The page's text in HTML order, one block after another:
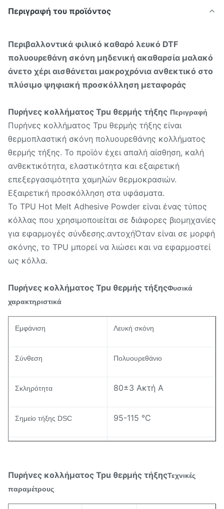
Περιγραφή του προϊόντος
Περιβαλλοντικά φιλικό καθαρό λευκό DTF
πολυουρεθάνη σκόνη μηδενική ακαθαρσία μαλακό
άνετο χέρι αισθάνεται μακροχρόνια ανθεκτικό στο
πλύσιμο ψηφιακή προσκόλληση μεταφοράς
Πυρήνες κολλήματος Tpu θερμής τήξης Περιγραφή
Πυρήνες κολλήματος Tpu θερμής τήξης είναι
θερμοπλαστική σκόνη πολυουρεθάνης κολλήματος
θερμής τήξης. Το προϊόν έχει απαλή αίσθηση, καλή
ανθεκτικότητα, ελαστικότητα και εξαιρετική
επεξεργασιμότητα χαμηλών θερμοκρασιών.
Εξαιρετική προσκόλληση στα υφάσματα.
Το TPU Hot Melt Adhesive Powder είναι ένας τύπος
κόλλας που χρησιμοποιείται σε διάφορες βιομηχανίες
για εφαρμογές σύνδεσης.αντοχήΌταν είναι σε μορφή
σκόνης, το TPU μπορεί να λιώσει και να εφαρμοστεί
ως κόλλα.
Πυρήνες κολλήματος Tpu θερμής τήξηςΦυσικά
χαρακτηριστικά
Εμφάνιση Λευκή σκόνη
Σύνθεση Πολυουρεθάνιο
Σκληρότητα 80±3 Ακτή Α
Σημείο τήξης DSC 95-115 °C
Ανθεκτικότητα στην
ερυθρότητα (επίπεδο)
Πυρήνες κολλήματος Tpu θερμής τήξηςΤεχνικές
παραμέτρους